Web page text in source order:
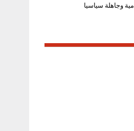
وجاهلة سياسيا